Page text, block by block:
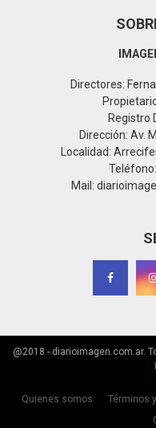
Directores:
Registro
Dirección: Av.
Localidad:
Mail:
@2018 - diarioimagen.com.ar.
Quienes somos Términos